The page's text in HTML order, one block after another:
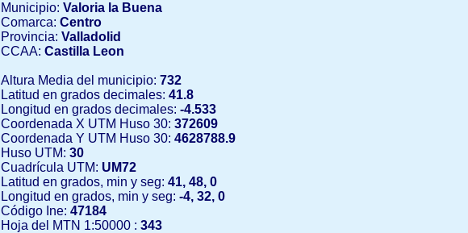
Municipio: Valoria la Buena
Comarca: Centro
Provincia: Valladolid
CCAA: Castilla Leon
Altura Media del municipio: 732
Latitud en grados decimales: 41.8
Longitud en grados decimales: -4.533
Coordenada X UTM Huso 30: 372609
Coordenada Y UTM Huso 30: 4628788.9
Huso UTM: 30
Cuadrícula UTM: UM72
Latitud en grados, min y seg: 41, 48, 0
Longitud en grados, min y seg: -4, 32, 0
Código Ine: 47184
Hoja del MTN 1:50000 : 343